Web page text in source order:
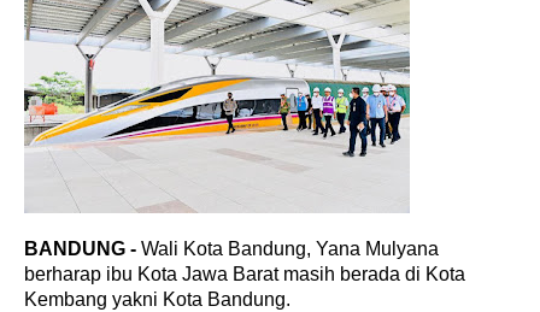
BANDUNG - Wali Kota Bandung, Yana Mulyana
berharap ibu Kota Jawa Barat masih berada di Kota
Kembang yakni Kota Bandung.